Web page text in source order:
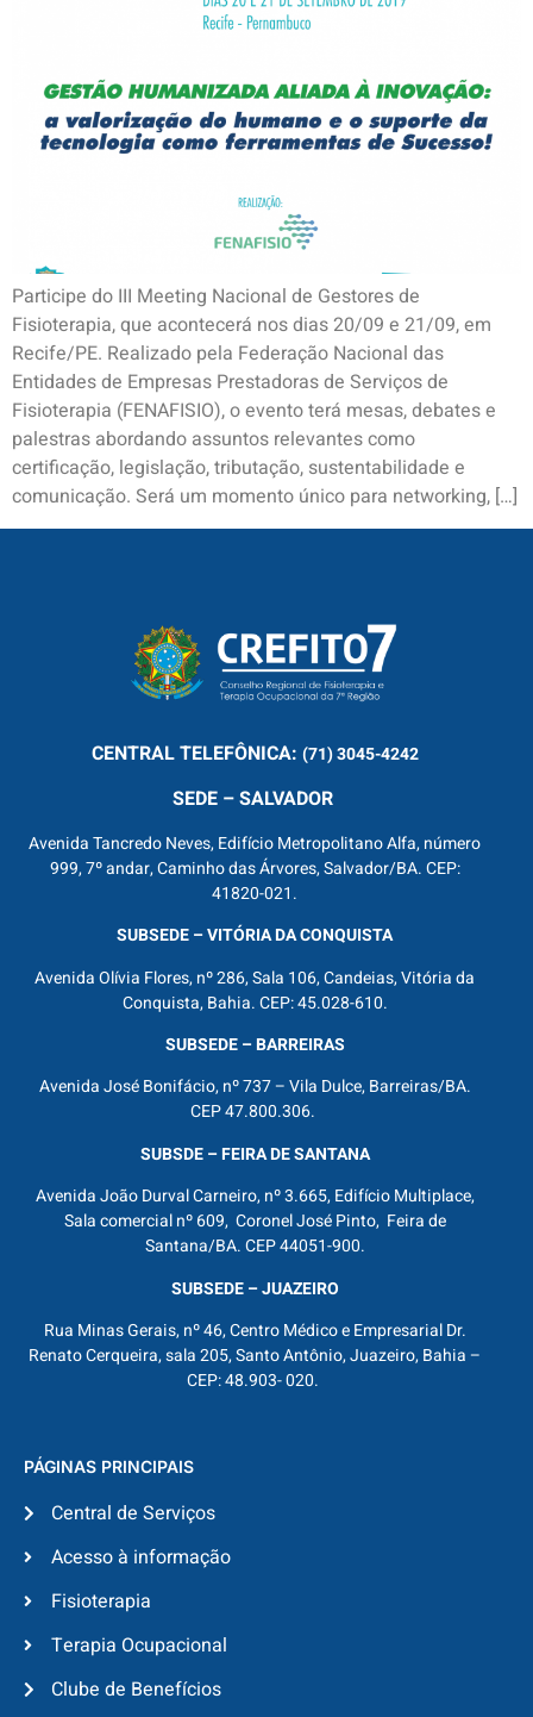
Participe do III Meeting Nacional de Gestores de
Fisioterapia, que acontecerá nos dias 20/09 e 21/09, em
Recife/PE. Realizado pela Federação Nacional das
Entidades de Empresas Prestadoras de Serviços de
Fisioterapia (FENAFISIO), o evento terá mesas, debates e
palestras abordando assuntos relevantes como
certificação, legislação, tributação, sustentabilidade e
comunicação. Será um momento único para networking, […]
CENTRALTELEFÔNICA: (71) 3045-4242
SEDE – SALVADOR
Avenida Tancredo Neves, Edifício Metropolitano Alfa, número
999, 7º andar, Caminho das Árvores, Salvador/BA. CEP:
41820-021.
SUBSEDE – VITÓRIA DA CONQUISTA
Avenida Olívia Flores, nº 286, Sala 106, Candeias, Vitória da
Conquista, Bahia. CEP: 45.028-610.
SUBSEDE – BARREIRAS
Avenida José Bonifácio, nº 737 – Vila Dulce, Barreiras/BA.
CEP 47.800.306.
SUBSDE – FEIRA DE SANTANA
Avenida João Durval Carneiro, nº 3.665, Edifício Multiplace,
Sala comercial nº 609, Coronel José Pinto, Feira de
Santana/BA. CEP 44051-900.
SUBSEDE – JUAZEIRO
Rua Minas Gerais, nº 46, Centro Médico e Empresarial Dr.
Renato Cerqueira, sala 205, Santo Antônio, Juazeiro, Bahia –
CEP: 48.903- 020.
PÁGINAS PRINCIPAIS
Central de Serviços
Acesso à informação
Fisioterapia
Terapia Ocupacional
Clube de Benefícios